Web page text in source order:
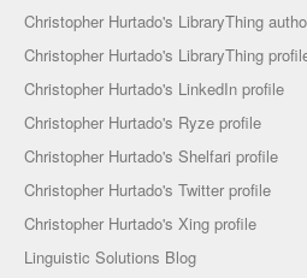
Christopher Hurtado's LibraryThing
Christopher Hurtado's LibraryThing
Christopher Hurtado's LinkedIn profile
Christopher Hurtado's Ryze profile
Christopher Hurtado's Shelfari profile
Christopher Hurtado's Twitter profile
Christopher Hurtado's Xing profile
Linguistic Solutions Blog